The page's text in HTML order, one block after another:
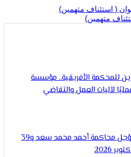
متهمين)
الأفريقية.. مؤسسة
العمل والتقاضي
محكمة الجنايات تؤجل محاكمة أحمد محمد سعد و39